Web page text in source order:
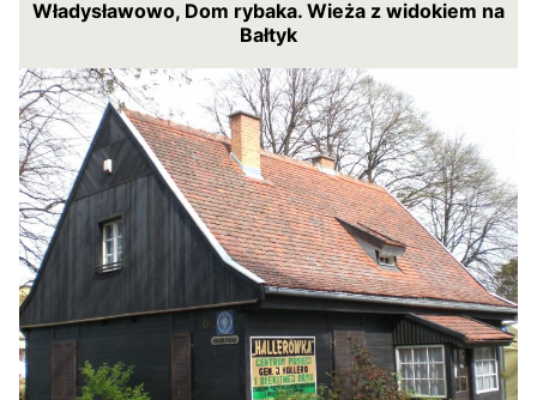
Władysławowo, Dom rybaka. Wieża z widokiem na
Bałtyk